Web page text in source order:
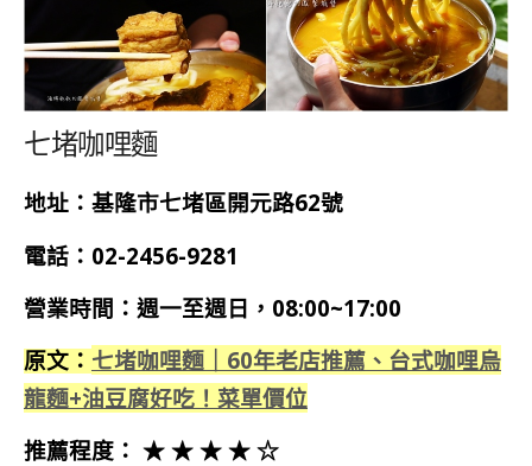
七堵咖哩麵
地址：基隆市七堵區開元路62號
電話：02-2456-9281
營業時間：週一至週日，08:00~17:00
原文： 七堵咖哩麵｜60年老店推薦、台式咖哩烏
龍麵+油豆腐好吃！菜單價位
推薦程度： ★ ★ ★ ★ ☆